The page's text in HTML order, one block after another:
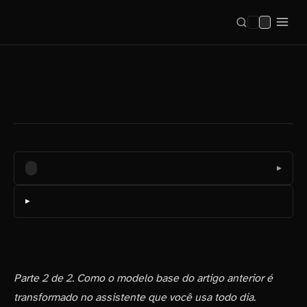
▶
SUMÁRIO
Parte 2 de 2. Como o modelo base do artigo anterior é
transformado no assistente que você usa todo dia.